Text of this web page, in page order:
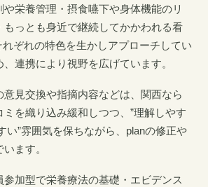
や栄養管理・摂食嚥下や身体機能のリ
もっとも身近で継続してかかわれる看
ぞれの特色を生かしアプローチしてい
連携により視野を広げています。
意見交換や指摘内容などは、関西なら
を織り込み緩和しつつ、”理解しやす
い”雰囲気を保ちながら、planの修正や
ます。
加型で栄養療法の基礎・エビデンス